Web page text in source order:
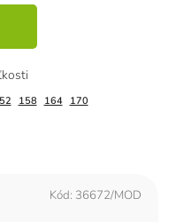
158 164 170
Kód: 36672/MOD